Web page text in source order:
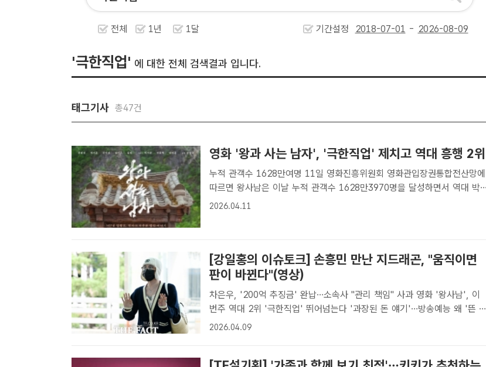
전체 1년 1달 기간설정 -
'극한직업' 에 대한 전체 검색결과 입니다.
태그기사 총47건
영화 '왕과 사는 남자', '극한직업' 제치고 역대 흥행 2위
누적 관객수 1628만여명 11일 영화진흥위원회 영화관입장권통합전산망에
따르면 왕사남은 이날 누적 관객수 1628만3970명을 달성하면서 역대 박
스오피스 2위에 등극했다. /쇼박스[더팩트ㅣ이윤경 기자] 영화 '왕과 사는
2026.04.11
[강일홍의 이슈토크] 손흥민 만난 지드래곤, "움직이면
판이 바뀐다"(영상)
차은우, '200억 추징금' 완납…소속사 "관리 책임" 사과 영화 '왕사남', 이
번주 역대 2위 '극한직업' 뛰어넘는다 '과장된 돈 얘기'…방송예능 왜 '뜬 구
름 토크'에 갇혔나 지드래곤(G-DRAGON)이 입은 옷, 신은 신발, 심지어 공
2026.04.09